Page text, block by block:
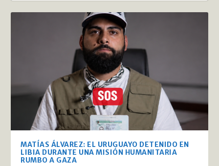
MATÍAS ÁLVAREZ: EL URUGUAYO DETENIDO EN
LIBIA DURANTE UNA MISIÓN HUMANITARIA
RUMBO A GAZA